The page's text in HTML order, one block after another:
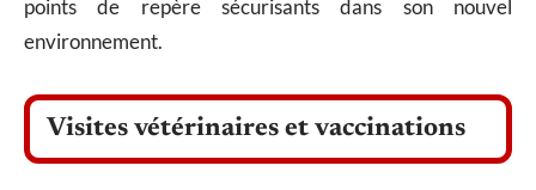
points de repère sécurisants dans son nouvel
environnement.
Visites vétérinaires et vaccinations